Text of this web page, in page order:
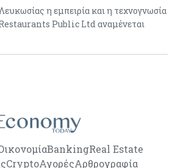
η εμπειρία και η τεχνογνωσία
Public Ltd αναμένεται
BankingReal Estate
CryptoΑγορέςΑρθρογραφία